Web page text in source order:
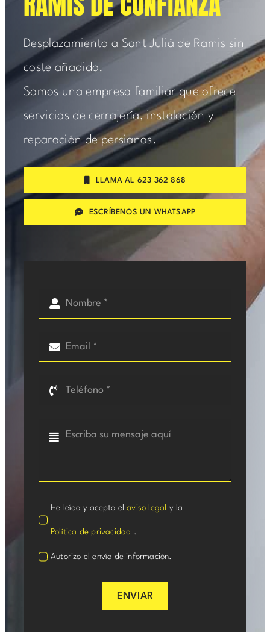
Desplazamiento a Sant Julià de Ramis sin
coste añadido.
Somos una empresa familiar que ofrece
servicios de cerrajería, instalación y
reparación de persianas.
LLAMA AL 623 362 868
ESCRÍBENOS UN WHATSAPP
He leído y acepto elaviso legal y la
Política de privacidad .
Autorizo el envío de información.
ENVIAR